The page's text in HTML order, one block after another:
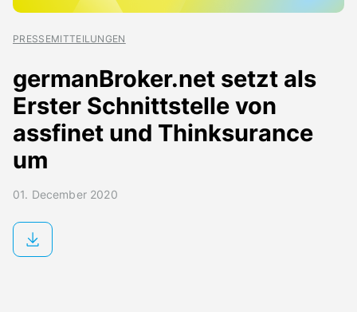
Press
PRESSEMITTEILUNGEN
germanBroker.net setzt als
Erster Schnittstelle von
assfinet und Thinksurance
um
01. December 2020